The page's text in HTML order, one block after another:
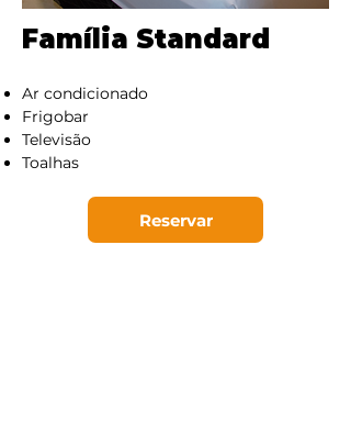
Família Standard
Ar condicionado
Frigobar
Televisão
Toalhas
Reservar